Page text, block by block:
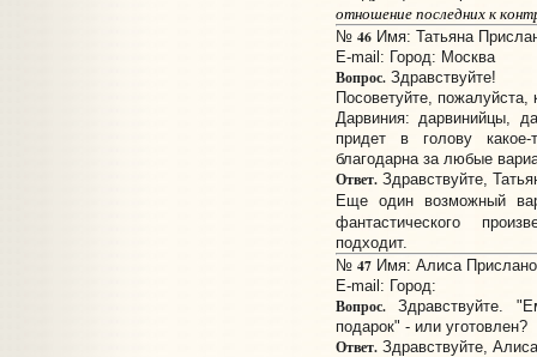
отношение последних к
№ 46Имя: Татьяна
E-mail: Город: Москва
Вопрос.Здравствуйте!
Посоветуйте,
Дарвиния: дарвинийцы,
придет в голову
благодарна за любые
Ответ.Здравствуйте,
Еще один возможный
фантастического
подходит.
№ 47Имя: Алиса
E-mail: Город:
Вопрос.Здравствуйте.
подарок" - или уготовлен?
Ответ.Здравствуйте,